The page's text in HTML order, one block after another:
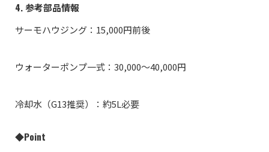
4. 参考部品情報
サーモハウジング：15,000円前後
ウォーターポンプ一式：30,000〜40,000円
冷却水（G13推奨）：約5L必要
◆Point